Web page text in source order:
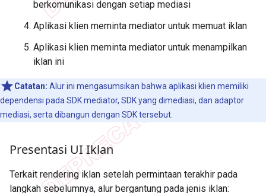
berkomunikasi dengan setiap mediasi
Aplikasi klien meminta mediator untuk memuat iklan
Aplikasi klien meminta mediator untuk menampilkan
iklan ini
Catatan: Alur ini mengasumsikan bahwa aplikasi klien memiliki
dependensi pada SDK mediator, SDK yang dimediasi, dan adaptor
mediasi, serta dibangun dengan SDK tersebut.
Presentasi UI Iklan
Terkait rendering iklan setelah permintaan terakhir pada
langkah sebelumnya, alur bergantung pada jenis iklan: